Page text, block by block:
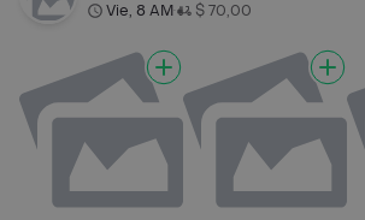
Vie, 8 AM• $ 70,00